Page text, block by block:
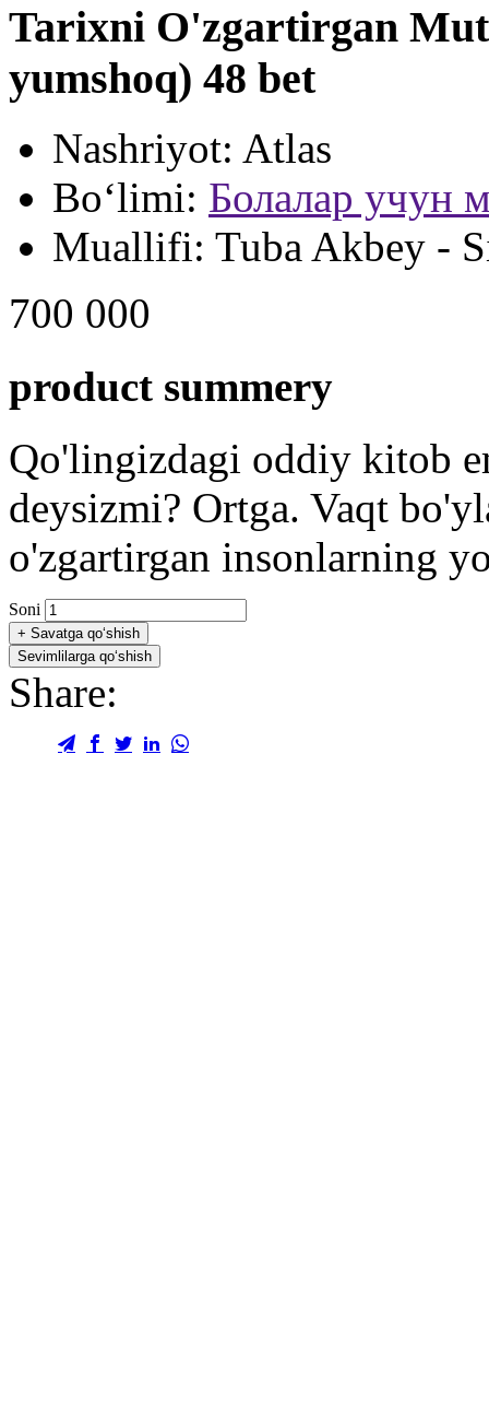
Tarixni O'zgartirgan
yumshoq) 48 bet
Nashriyot: Atlas
Bo‘limi: Болалар учун
Muallifi: Tuba Akbey -
700 000
product summery
Qo'lingizdagi oddiy kitob
deysizmi? Ortga. Vaqt
o'zgartirgan insonlarning
Soni
+ Savatga qo‘shish
Sevimlilarga qo‘shish
Share: